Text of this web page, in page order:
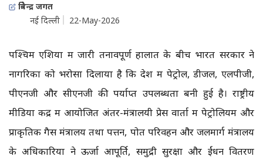
त्रिवेन्द्र जगत
नई दिल्ली
22-May-2026
पश्चिम एशिया में जारी तनावपूर्ण हालात के बीच भारत सरकार ने
नागरिकों को भरोसा दिलाया है कि देश में पेट्रोल, डीजल, एलपीजी,
पीएनजी और सीएनजी की पर्याप्त उपलब्धता बनी हुई है। राष्ट्रीय
मीडिया केंद्र में आयोजित अंतर-मंत्रालयी प्रेस वार्ता में पेट्रोलियम और
प्राकृतिक गैस मंत्रालय तथा पत्तन, पोत परिवहन और जलमार्ग मंत्रालय
के अधिकारियों ने ऊर्जा आपूर्ति, समुद्री सुरक्षा और ईंधन वितरण